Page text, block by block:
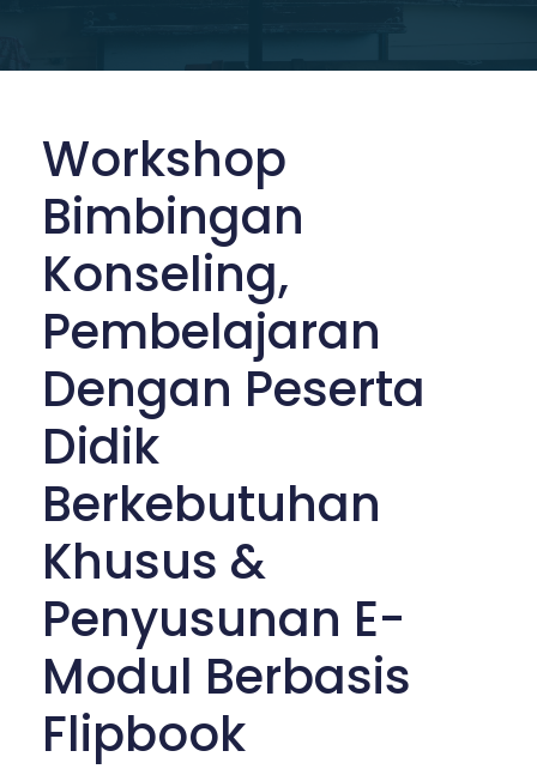
Workshop
Bimbingan
Konseling,
Pembelajaran
Dengan Peserta
Didik
Berkebutuhan
Khusus &
Penyusunan E-
Modul Berbasis
Flipbook